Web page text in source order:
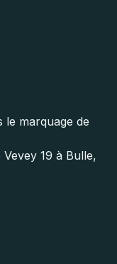
le marquage de
19 à Bulle,